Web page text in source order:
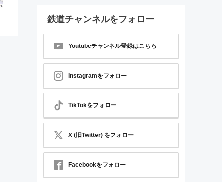
鉄道チャンネルをフォロー
Youtubeチャンネル登録はこちら
Instagramをフォロー
TikTokをフォロー
X (旧Twitter) をフォロー
Facebookをフォロー